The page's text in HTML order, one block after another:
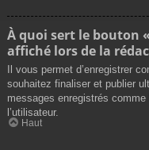
À quoi sert le bouton
affiché lors de la
Il vous permet d’enregistrer
souhaitez finaliser et publier
messages enregistrés
l’utilisateur.
Haut